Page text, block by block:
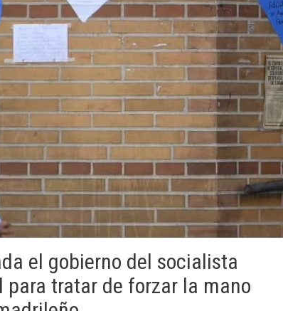
el gobierno del socialista
para tratar de forzar la mano